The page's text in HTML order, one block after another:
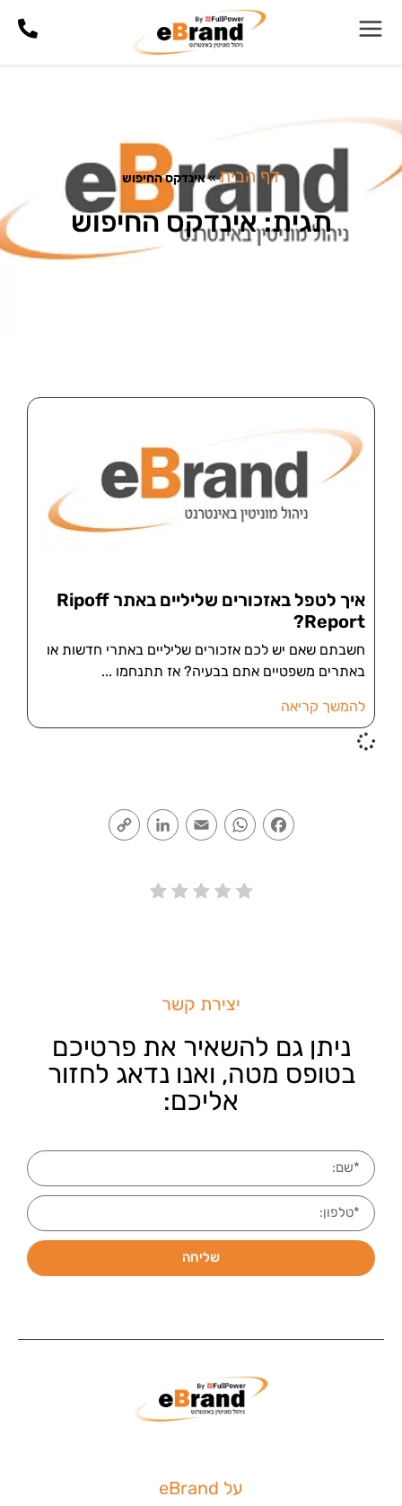
דף הבית»אינדקס החיפוש
תגית: אינדקס החיפוש
איך לטפל באזכורים שליליים באתר Ripoff
Report?
חשבתם שאם יש לכם אזכורים שליליים באתרי חדשות או
באתרים משפטיים אתם בבעיה? אז תתנחמו
להמשך קריאה
Facebook
WhatsApp
Email
LinkedIn
יצירת קשר
ניתן גם להשאיר את פרטיכם
בטופס מטה, ואנו נדאג לחזור
אליכם:
שליחה
על eBrand